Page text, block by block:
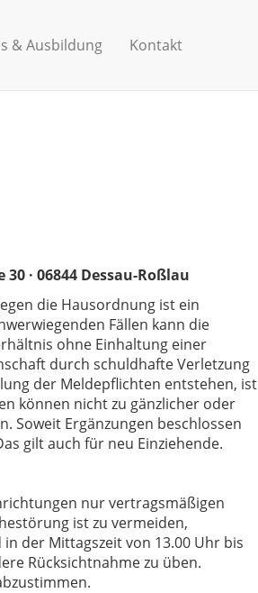
& Ausbildung Kontakt
30 · 06844 Dessau-Roßlau
die Hausordnung ist ein
Fällen kann die
ohne Einhaltung einer
durch schuldhafte Verletzung
der Meldepflichten entstehen, ist
können nicht zu gänzlicher oder
Soweit Ergänzungen beschlossen
gilt auch für neu Einziehende.
nur vertragsmäßigen
ist zu vermeiden,
der Mittagszeit von 13.00 Uhr bis
Rücksichtnahme zu üben.